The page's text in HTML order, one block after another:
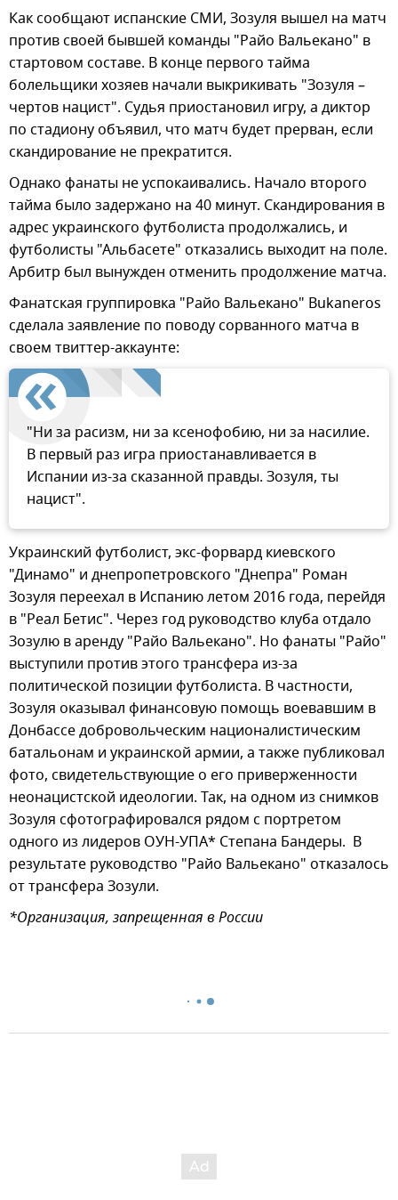
Как сообщают испанские СМИ, Зозуля вышел на матч
против своей бывшей команды "Райо Вальекано" в
стартовом составе. В конце первого тайма
болельщики хозяев начали выкрикивать "Зозуля –
чертов нацист". Судья приостановил игру, а диктор
по стадиону объявил, что матч будет прерван, если
скандирование не прекратится.
Однако фанаты не успокаивались. Начало второго
тайма было задержано на 40 минут. Скандирования в
адрес украинского футболиста продолжались, и
футболисты "Альбасете" отказались выходит на поле.
Арбитр был вынужден отменить продолжение матча.
Фанатская группировка "Райо Вальекано" Bukaneros
сделала заявление по поводу сорванного матча в
своем твиттер-аккаунте:
"Ни за расизм, ни за ксенофобию, ни за насилие.
В первый раз игра приостанавливается в
Испании из-за сказанной правды. Зозуля, ты
нацист".
Украинский футболист, экс-форвард киевского
"Динамо" и днепропетровского "Днепра" Роман
Зозуля переехал в Испанию летом 2016 года, перейдя
в "Реал Бетис". Через год руководство клуба отдало
Зозулю в аренду "Райо Вальекано". Но фанаты "Райо"
выступили против этого трансфера из-за
политической позиции футболиста. В частности,
Зозуля оказывал финансовую помощь воевавшим в
Донбассе добровольческим националистическим
батальонам и украинской армии, а также публиковал
фото, свидетельствующие о его приверженности
неонацистской идеологии. Так, на одном из снимков
Зозуля сфотографировался рядом с портретом
одного из лидеров ОУН-УПА* Степана Бандеры. В
результате руководство "Райо Вальекано" отказалось
от трансфера Зозули.
*Организация, запрещенная в России